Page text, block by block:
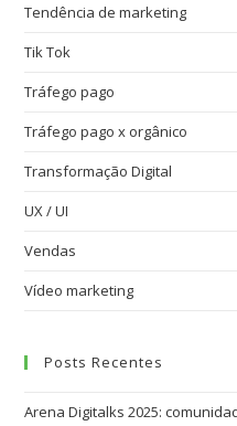
Tendência de marketing
Tik Tok
Tráfego pago
Tráfego pago x orgânico
Transformação Digital
UX / UI
Vendas
Vídeo marketing
Posts Recentes
Arena Digitalks 2025: